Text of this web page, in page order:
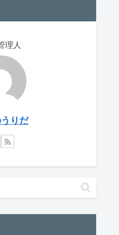
理人
りだ